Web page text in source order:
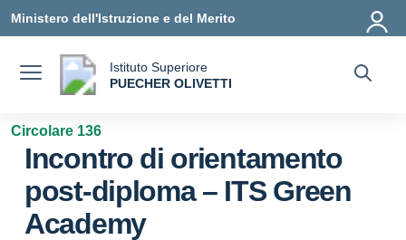
Ministero dell'Istruzione e del Merito
Istituto Superiore
PUECHER OLIVETTI
Circolare 136
Incontro di orientamento
post-diploma – ITS Green
Academy